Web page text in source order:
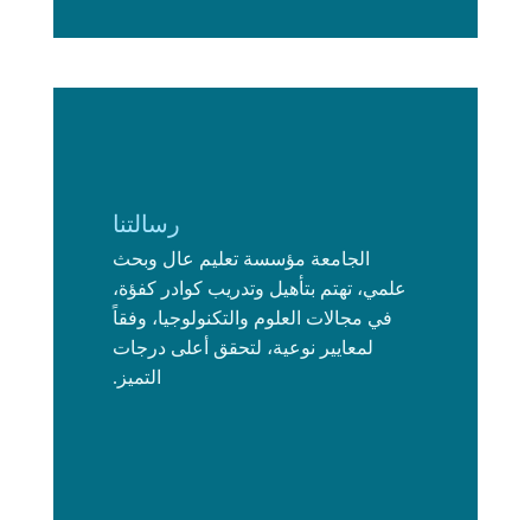
رسالتنا
الجامعة مؤسسة تعليم عال وبحث
علمي، تهتم بتأهيل وتدريب كوادر كفؤة،
في مجالات العلوم والتكنولوجيا، وفقاً
لمعايير نوعية، لتحقق أعلى درجات
التميز.